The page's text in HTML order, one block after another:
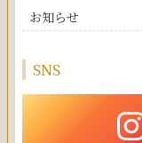
お知らせ
SNS